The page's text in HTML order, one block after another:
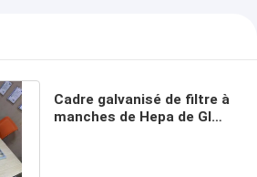
Cadre galvanisé de filtre à
manches de Hepa de GI